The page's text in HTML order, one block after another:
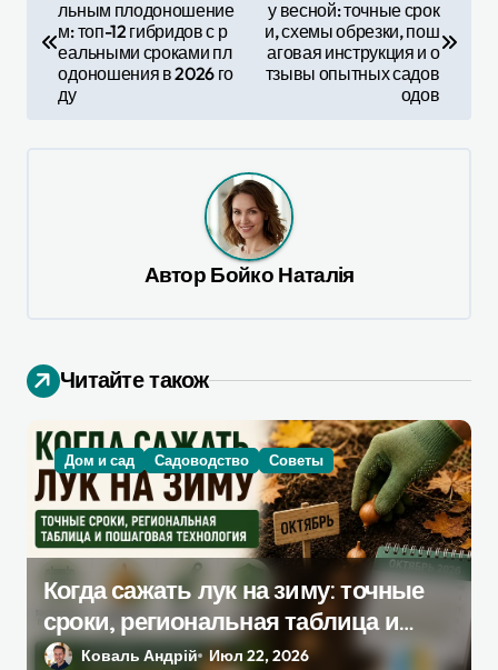
в
з
а
п
и
с
я
м
льным плодоношение
м: топ-12 гибридов с р
еальными сроками пл
одоношения в 2026 го
ду
у весной: точные срок
и, схемы обрезки, пош
аговая инструкция и о
тзывы опытных садов
одов
Автор Бойко Наталія
Читайте також
Дом и сад Садоводство Советы
Когда сажать лук на зиму: точные
сроки, региональная таблица и
пошаговая инструкция
Коваль Андрій Июл 22, 2026